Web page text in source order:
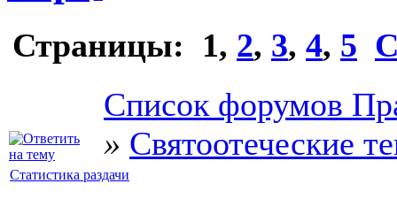
Страницы: 1, 2, 3, 4, 5
Список форумов
» Святоотеческие
Статистика раздачи